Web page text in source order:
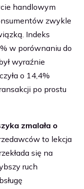
handlowym
zwykle
Indeks
w porównaniu do
wyraźnie
o 14,4%
po prostu
zmalała o
to lekcja
się na
ruch